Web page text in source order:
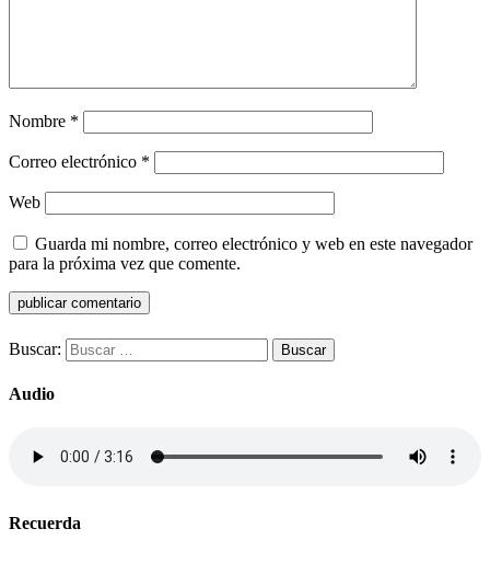
Nombre *
Correo electrónico *
Web
Guarda mi nombre, correo electrónico y web en este navegador
para la próxima vez que comente.
Buscar:
Audio
Recuerda